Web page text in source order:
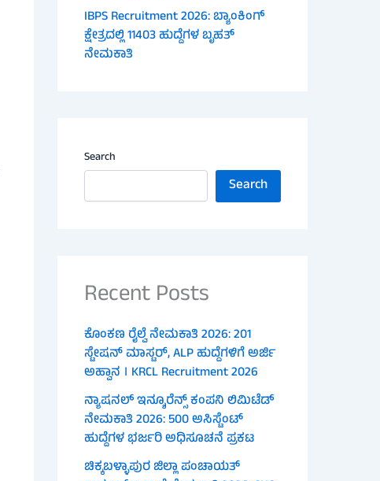
IBPS Recruitment 2026: ಬ್ಯಾಂಕಿಂಗ್
ಕ್ಷೇತ್ರದಲ್ಲಿ 11403 ಹುದ್ದೆಗಳ ಬೃಹತ್
ನೇಮಕಾತಿ
Search
Search
Recent Posts
ಕೊಂಕಣ ರೈಲ್ವೆ ನೇಮಕಾತಿ 2026: 201
ಸ್ಟೇಷನ್ ಮಾಸ್ಟರ್, ALP ಹುದ್ದೆಗಳಿಗೆ ಅರ್ಜಿ
ಅಹ್ವಾನ । KRCL Recruitment 2026
ನ್ಯಾಷನಲ್ ಇನ್ಶೂರೆನ್ಸ್ ಕಂಪನಿ ಲಿಮಿಟೆಡ್
ನೇಮಕಾತಿ 2026: 500 ಅಸಿಸ್ಟೆಂಟ್
ಹುದ್ದೆಗಳ ಭರ್ಜರಿ ಅಧಿಸೂಚನೆ ಪ್ರಕಟ
ಚಿಕ್ಕಬಳ್ಳಾಪುರ ಜಿಲ್ಲಾ ಪಂಚಾಯತ್